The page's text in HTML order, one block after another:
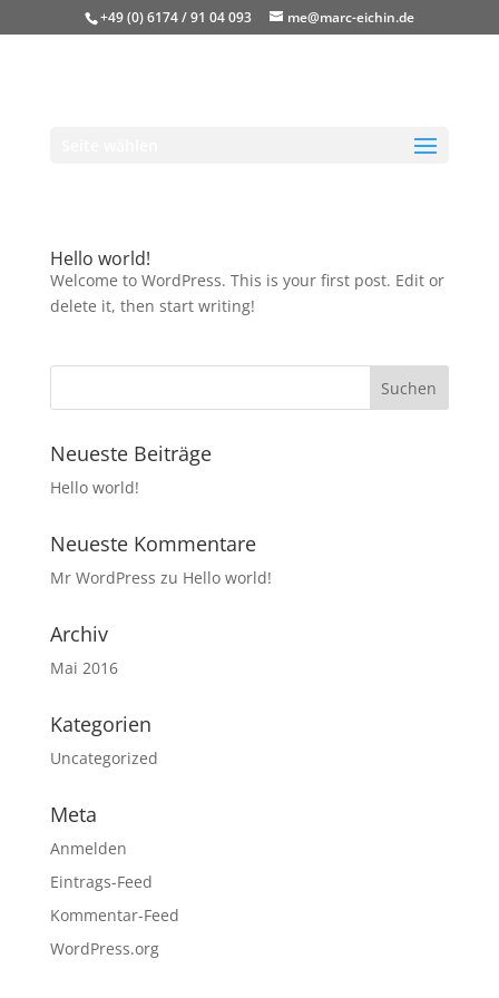
+49 (0) 6174 / 91 04 093 me@marc-eichin.de
Hello world!
Welcome to WordPress. This is your first post. Edit or
delete it, then start writing!
Neueste Beiträge
Hello world!
Neueste Kommentare
Mr WordPress zu Hello world!
Archiv
Mai 2016
Kategorien
Uncategorized
Meta
Anmelden
Eintrags-Feed
Kommentar-Feed
WordPress.org